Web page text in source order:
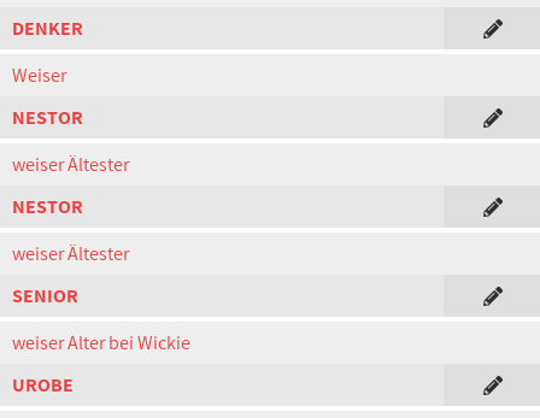
DENKER
Weiser
NESTOR
weiser Ältester
NESTOR
weiser Ältester
SENIOR
weiser Alter bei Wickie
UROBE